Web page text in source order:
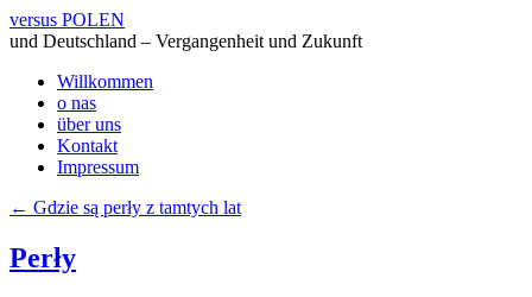
versus POLEN
und Deutschland – Vergangenheit und Zukunft
Willkommen
o nas
über uns
Kontakt
Impressum
← Gdzie są perły z tamtych lat
Perły